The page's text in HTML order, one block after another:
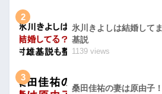
2
氷川きよしは結婚して
基説
1139 views
3
桑田佳祐の妻は原由子